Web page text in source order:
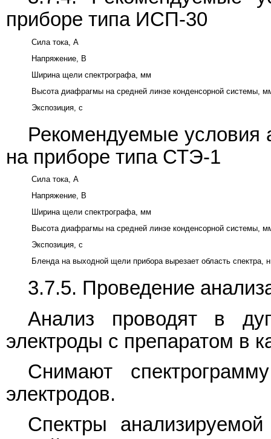
приборе типа ИСП-30
Сила тока, А
Напряжение, В
Ширина щели спектрографа, мм
Высота диафрагмы на средней линзе конденсорной системы,
Экспозиция, с
Рекомендуемые условия
на приборе типа СТЭ-1
Сила тока, А
Напряжение, В
Ширина щели спектрографа, мм
Высота диафрагмы на средней линзе конденсорной системы,
Экспозиция, с
Бленда на выходной щели прибора вырезает область спектра,
3.7.5. Проведение
Анализ проводят в
электроды с препаратом в
Снимают
электродов.
Спектры